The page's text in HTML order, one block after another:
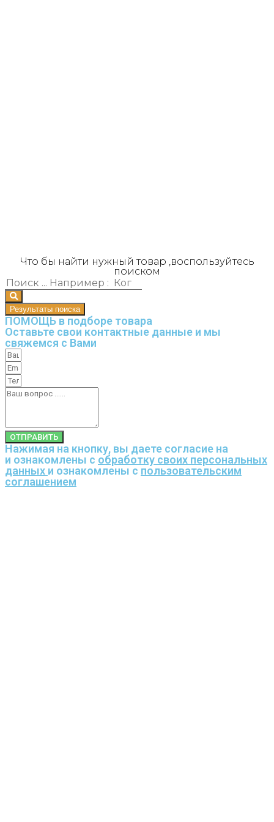
Что бы найти нужный товар ,воспользуйтесь
поиском
Результаты поиска
ПОМОЩЬ в подборе товара
Оставьте свои контактные данные и мы
свяжемся с Вами
ОТПРАВИТЬ
Нажимая на кнопку, вы даете согласие на
и ознакомлены с обработку своих персональных
данных и ознакомлены с пользовательским
соглашением